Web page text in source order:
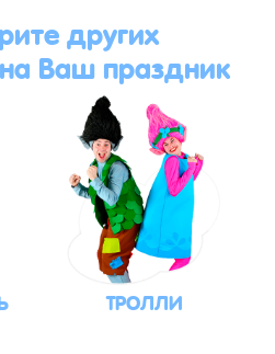
других
Ваш праздник
ТРОЛЛИ